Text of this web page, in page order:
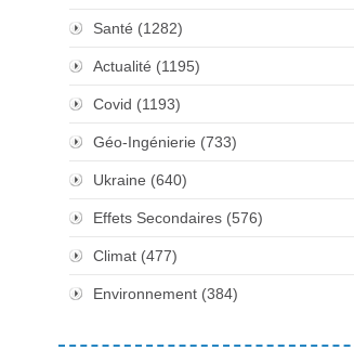
Santé (1282)
Actualité (1195)
Covid (1193)
Géo-Ingénierie (733)
Ukraine (640)
Effets Secondaires (576)
Climat (477)
Environnement (384)